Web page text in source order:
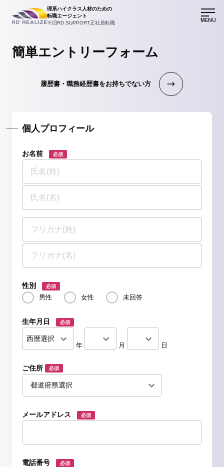
理系ハイクラス人材のための
転職エージェント
※旧RD SUPPORT正社員転職
MENU
簡単エントリーフォーム
履歴書・職務経歴書をお持ちでない方
個人プロフィール
お名前 必須
性別 必須
男性 女性 未回答
生年月日 必須
年 月 日
ご住所 必須
メールアドレス 必須
電話番号 必須